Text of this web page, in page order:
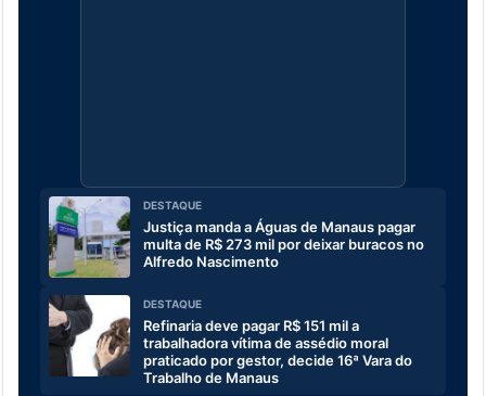
DESTAQUE
Justiça manda a Águas de Manaus pagar
multa de R$ 273 mil por deixar buracos no
Alfredo Nascimento
DESTAQUE
Refinaria deve pagar R$ 151 mil a
trabalhadora vítima de assédio moral
praticado por gestor, decide 16ª Vara do
Trabalho de Manaus